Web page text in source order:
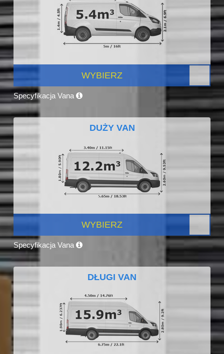
WYBIERZ
Specyfikacja Vana
DUŻY VAN
WYBIERZ
Specyfikacja Vana
DŁUGI VAN